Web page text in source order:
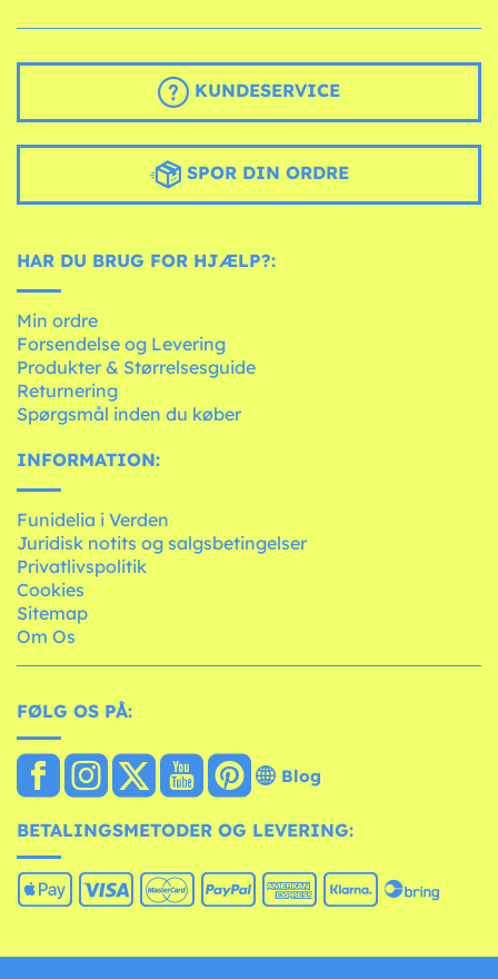
KUNDESERVICE
SPOR DIN ORDRE
HAR DU BRUG FOR HJÆLP?:
Min ordre
Forsendelse og Levering
Produkter & Størrelsesguide
Returnering
Spørgsmål inden du køber
INFORMATION:
Funidelia i Verden
Juridisk notits og salgsbetingelser
Privatlivspolitik
Cookies
Sitemap
Om Os
FØLG OS PÅ:
Blog
BETALINGSMETODER OG LEVERING: